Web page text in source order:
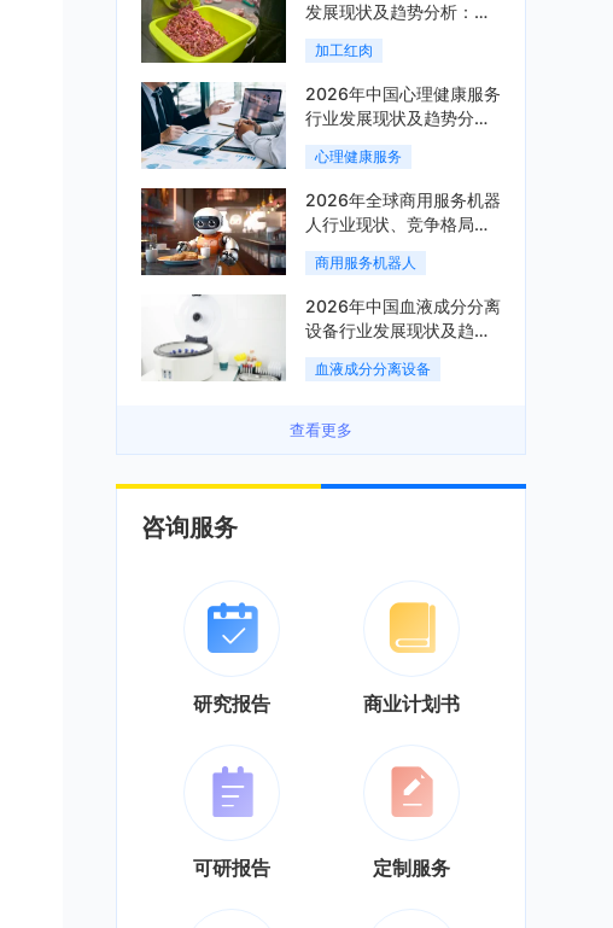
发展现状及趋势分析：市
场集中度提升，区域增长
分化「图」
加工红肉
2026年中国心理健康服务
行业发展现状及趋势分
析，线上线下融合成为主
流服务模式「图」
心理健康服务
2026年全球商用服务机器
人行业现状、竞争格局与
趋势分析，行业集中度有
望进一步提升「图」
商用服务机器人
2026年中国血液成分分离
设备行业发展现状及趋势
分析：国产化替代与集中
度逐渐提升「图」
血液成分分离设备
查看更多
咨询服务
研究报告 商业计划书
可研报告 定制服务